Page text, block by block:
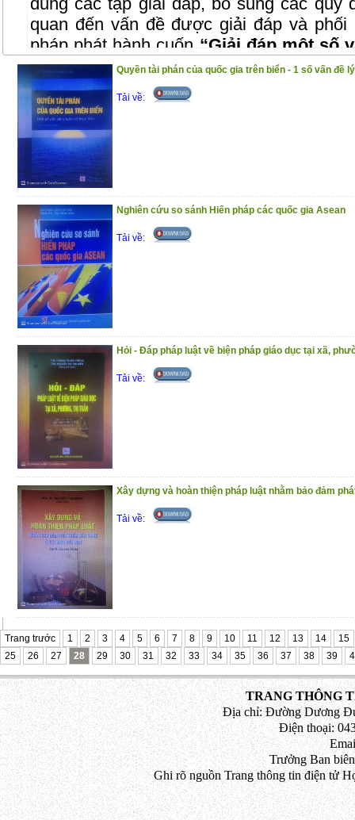
quan đến vấn đề được giải đáp và
pháp phát hành cuốn “Giải đáp một số
2018-2019”.
Trân trọng giới thiệu cùng bạn đọc!
Quyền tài phán của quốc gia trên biển - 1 số vấn đề
Tải về:
Nghiên cứu so sánh Hiến pháp các quốc gia Asean
Tải về:
Hỏi - Đáp pháp luật về biện pháp giáo dục tại xã,
Tải về:
Xây dựng và hoàn thiện pháp luật nhằm bảo đảm
Tải về:
Trang trước 1 2 3 4 5 6 7 8 9 10 11 12 13 14
15
25
26 27 28 29 30 31 32 33 34 35 36 37 38 39
TRANG THÔNG
Địa chỉ: Đường Dương
Điện thoại:
Trưởng Ban
Ghi rõ nguồn Trang thông tin điện tử